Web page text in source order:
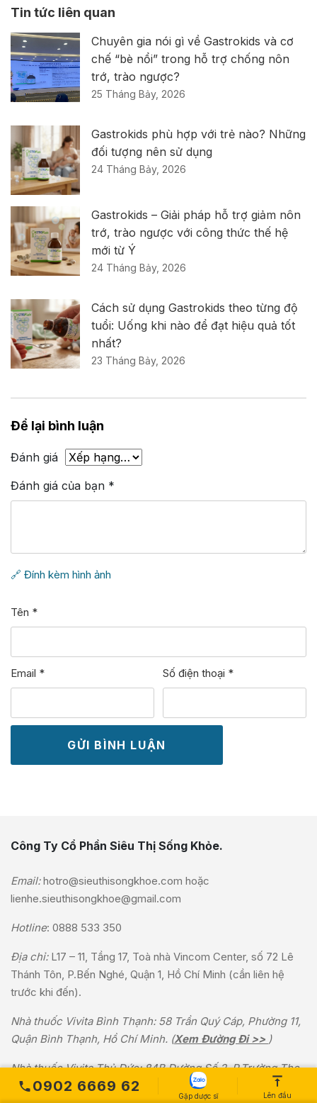
Tin tức liên quan
Chuyên gia nói gì về Gastrokids và cơ
chế “bè nổi” trong hỗ trợ chống nôn
trớ, trào ngược?
25 Tháng Bảy, 2026
Gastrokids phù hợp với trẻ nào? Những
đối tượng nên sử dụng
24 Tháng Bảy, 2026
Gastrokids – Giải pháp hỗ trợ giảm nôn
trớ, trào ngược với công thức thế hệ
mới từ Ý
24 Tháng Bảy, 2026
Cách sử dụng Gastrokids theo từng độ
tuổi: Uống khi nào để đạt hiệu quả tốt
nhất?
23 Tháng Bảy, 2026
Để lại bình luận
Đánh giá
Đánh giá của bạn *
🔗 Đính kèm hình ảnh
Tên *
Email * Số điện thoại *
0902 6669 62
Gặp dược sĩ Lên đầu
Công Ty Cổ Phần Siêu Thị Sống Khỏe.
Email: hotro@sieuthisongkhoe.com hoặc
lienhe.sieuthisongkhoe@gmail.com
Hotline: 0888 533 350
Địa chỉ: L17 – 11, Tầng 17, Toà nhà Vincom Center, số 72 Lê
Thánh Tôn, P.Bến Nghé, Quận 1, Hồ Chí Minh (cần liên hệ
trước khi đến).
Nhà thuốc Vivita Bình Thạnh: 58 Trần Quý Cáp, Phường 11,
Quận Bình Thạnh, Hồ Chí Minh. (Xem Đường Đi >> )
Nhà thuốc Vivita Thủ Đức: 84B Đường Số 2, P.Trường Thọ,
Thủ Đức, Thành phố Hồ Chí Minh (
Xem Đường Đi >> )